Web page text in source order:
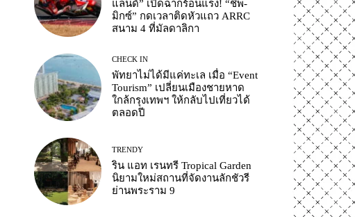
แลนด์” เปิดฉากร้อนแรง! “ชิพ-
มิกซ์” กดเวลาติดหัวแถว ARRC
สนาม 4 ที่มัลดาลิกา
CHECK IN
พัทยาไม่ได้มีแค่ทะเล เมื่อ “Event
Tourism” เปลี่ยนเมืองชายหาด
ใกล้กรุงเทพฯ ให้กลับไปเที่ยวได้
ตลอดปี
TRENDY
ริน แอท เรนทรี Tropical Garden
นิยามใหม่สถานที่จัดงานลักชัวรี
ย่านพระราม 9